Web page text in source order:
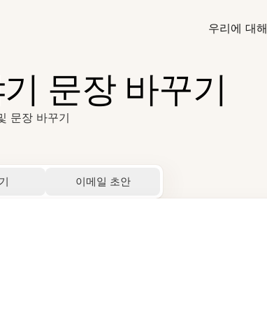
우리에 대해
문장 바꾸기
문장 바꾸기
이메일 초안